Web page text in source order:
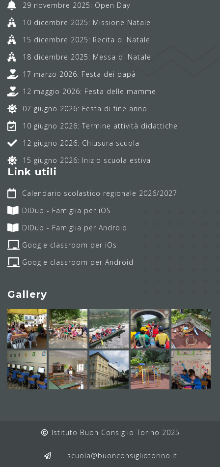
29 novembre 2025: Open Day
10 dicembre 2025: Missione Natale
15 dicembre 2025: Recita di Natale
18 dicembre 2025: Messa di Natale
17 marzo 2026: Festa dei papà
12 maggio 2026: Festa delle mamme
07 giugno 2026: Festa di fine anno
10 giugno 2026: Termine attività didattiche
12 giugno 2026: Chiusura scuola
15 giugno 2026: Inizio scuola estiva
Link utili
Calendario scolastico regionale 2026/2027
DIDup - Famiglia per iOS
DIDup - Famiglia per Android
Google classroom per iOs
Google classroom per Android
Gallery
Istituto Buon Consiglio Torino 2025
scuola@buonconsigliotorino.it